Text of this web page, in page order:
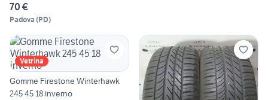
70 €
Padova (PD)
Vetrina
Gomme Firestone Winterhawk
245 45 18 inverno